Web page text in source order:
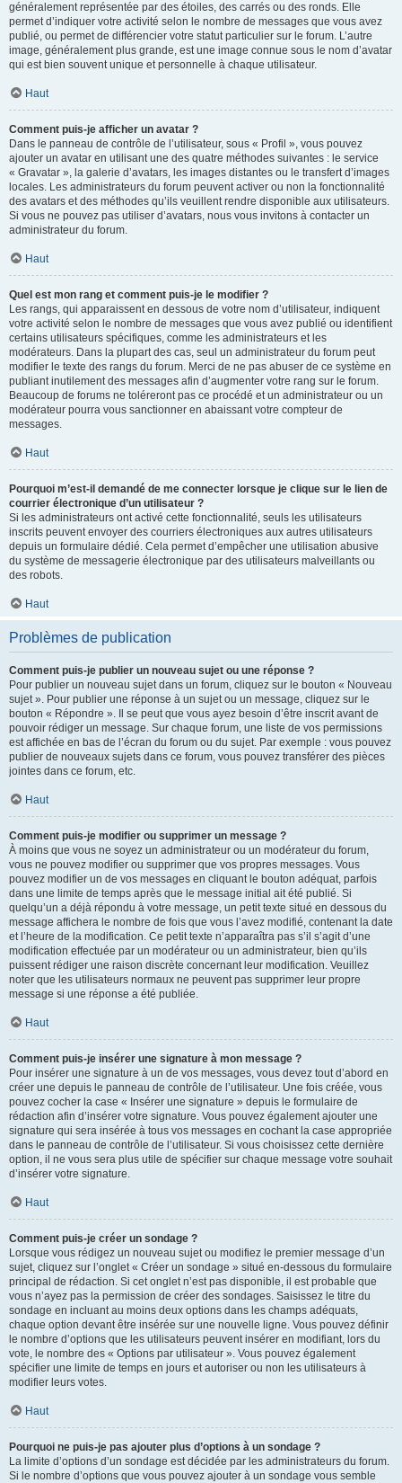
généralement représentée par des étoiles, des carrés ou des ronds. Elle
permet d’indiquer votre activité selon le nombre de messages que vous avez
publié, ou permet de différencier votre statut particulier sur le forum. L’autre
image, généralement plus grande, est une image connue sous le nom d’avatar
qui est bien souvent unique et personnelle à chaque utilisateur.
Haut
Comment puis-je afficher un avatar ?
Dans le panneau de contrôle de l’utilisateur, sous « Profil », vous pouvez
ajouter un avatar en utilisant une des quatre méthodes suivantes : le service
« Gravatar », la galerie d’avatars, les images distantes ou le transfert d’images
locales. Les administrateurs du forum peuvent activer ou non la fonctionnalité
des avatars et des méthodes qu’ils veuillent rendre disponible aux utilisateurs.
Si vous ne pouvez pas utiliser d’avatars, nous vous invitons à contacter un
administrateur du forum.
Haut
Quel est mon rang et comment puis-je le modifier ?
Les rangs, qui apparaissent en dessous de votre nom d’utilisateur, indiquent
votre activité selon le nombre de messages que vous avez publié ou identifient
certains utilisateurs spécifiques, comme les administrateurs et les
modérateurs. Dans la plupart des cas, seul un administrateur du forum peut
modifier le texte des rangs du forum. Merci de ne pas abuser de ce système en
publiant inutilement des messages afin d’augmenter votre rang sur le forum.
Beaucoup de forums ne toléreront pas ce procédé et un administrateur ou un
modérateur pourra vous sanctionner en abaissant votre compteur de
messages.
Haut
Pourquoi m’est-il demandé de me connecter lorsque je clique sur le lien de
courrier électronique d’un utilisateur ?
Si les administrateurs ont activé cette fonctionnalité, seuls les utilisateurs
inscrits peuvent envoyer des courriers électroniques aux autres utilisateurs
depuis un formulaire dédié. Cela permet d’empêcher une utilisation abusive
du système de messagerie électronique par des utilisateurs malveillants ou
des robots.
Haut
Problèmes de publication
Comment puis-je publier un nouveau sujet ou une réponse ?
Pour publier un nouveau sujet dans un forum, cliquez sur le bouton « Nouveau
sujet ». Pour publier une réponse à un sujet ou un message, cliquez sur le
bouton « Répondre ». Il se peut que vous ayez besoin d’être inscrit avant de
pouvoir rédiger un message. Sur chaque forum, une liste de vos permissions
est affichée en bas de l’écran du forum ou du sujet. Par exemple : vous pouvez
publier de nouveaux sujets dans ce forum, vous pouvez transférer des pièces
jointes dans ce forum, etc.
Haut
Comment puis-je modifier ou supprimer un message ?
À moins que vous ne soyez un administrateur ou un modérateur du forum,
vous ne pouvez modifier ou supprimer que vos propres messages. Vous
pouvez modifier un de vos messages en cliquant le bouton adéquat, parfois
dans une limite de temps après que le message initial ait été publié. Si
quelqu’un a déjà répondu à votre message, un petit texte situé en dessous du
message affichera le nombre de fois que vous l’avez modifié, contenant la date
et l’heure de la modification. Ce petit texte n’apparaîtra pas s’il s’agit d’une
modification effectuée par un modérateur ou un administrateur, bien qu’ils
puissent rédiger une raison discrète concernant leur modification. Veuillez
noter que les utilisateurs normaux ne peuvent pas supprimer leur propre
message si une réponse a été publiée.
Haut
Comment puis-je insérer une signature à mon message ?
Pour insérer une signature à un de vos messages, vous devez tout d’abord en
créer une depuis le panneau de contrôle de l’utilisateur. Une fois créée, vous
pouvez cocher la case « Insérer une signature » depuis le formulaire de
rédaction afin d’insérer votre signature. Vous pouvez également ajouter une
signature qui sera insérée à tous vos messages en cochant la case appropriée
dans le panneau de contrôle de l’utilisateur. Si vous choisissez cette dernière
option, il ne vous sera plus utile de spécifier sur chaque message votre souhait
d’insérer votre signature.
Haut
Comment puis-je créer un sondage ?
Lorsque vous rédigez un nouveau sujet ou modifiez le premier message d’un
sujet, cliquez sur l’onglet « Créer un sondage » situé en-dessous du formulaire
principal de rédaction. Si cet onglet n’est pas disponible, il est probable que
vous n’ayez pas la permission de créer des sondages. Saisissez le titre du
sondage en incluant au moins deux options dans les champs adéquats,
chaque option devant être insérée sur une nouvelle ligne. Vous pouvez définir
le nombre d’options que les utilisateurs peuvent insérer en modifiant, lors du
vote, le nombre des « Options par utilisateur ». Vous pouvez également
spécifier une limite de temps en jours et autoriser ou non les utilisateurs à
modifier leurs votes.
Haut
Pourquoi ne puis-je pas ajouter plus d’options à un sondage ?
La limite d’options d’un sondage est décidée par les administrateurs du forum.
Si le nombre d’options que vous pouvez ajouter à un sondage vous semble